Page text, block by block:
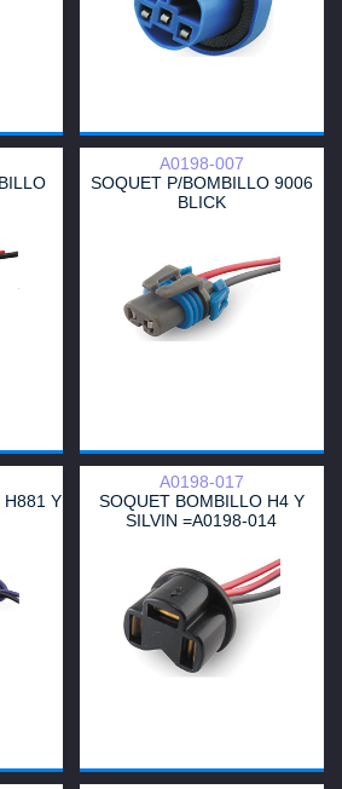
A0198-007
SOQUET P/BOMBILLO 9006
BLICK
H881 Y
A0198-017
SOQUET BOMBILLO H4 Y
SILVIN =A0198-014